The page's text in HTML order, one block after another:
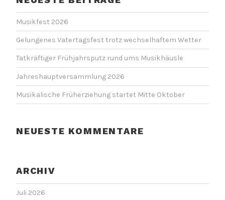
Musikfest 2026
Gelungenes Vatertagsfest trotz wechselhaftem Wetter
Tatkräftiger Frühjahrsputz rund ums Musikhäusle
Jahreshauptversammlung 2026
Musikalische Früherziehung startet Mitte Oktober
NEUESTE KOMMENTARE
ARCHIV
Juli 2026